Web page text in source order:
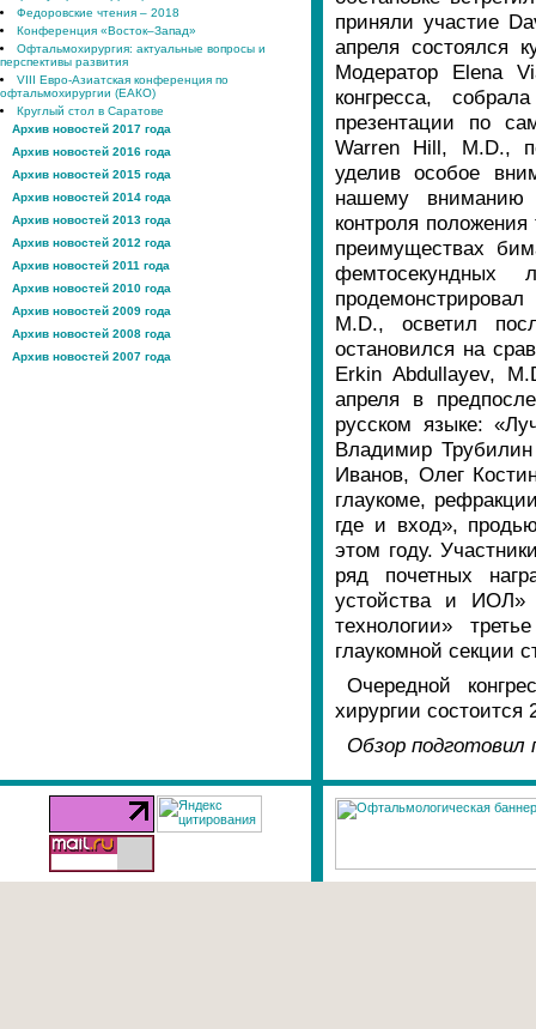
Федоровские чтения – 2018
Конференция «Восток–Запад»
Офтальмохирургия: актуальные вопросы и
перспективы развития
VIII Евро-Азиатская конференция по
офтальмохирургии (ЕАКО)
Круглый стол в Саратове
Архив новостей 2017 года
Архив новостей 2016 года
Архив новостей 2015 года
Архив новостей 2014 года
Архив новостей 2013 года
Архив новостей 2012 года
Архив новостей 2011 года
Архив новостей 2010 года
Архив новостей 2009 года
Архив новостей 2008 года
Архив новостей 2007 года
приняли участие
апреля состоялся
Модератор Elena
конгресса,
презентации по
Warren Hill, M.D.,
уделив особое
нашему вниманию
контроля
преимуществах
M.D., осветил
остановился на
Erkin Abdullayev,
апреля в
русском языке:
Владимир Трубилин
Иванов, Олег
глаукоме,
где и вход»,
этом году.
ряд почетных
устойства и
технологии»
глаукомной секции
Очередной
хирургии состоится
Обзор подготовил